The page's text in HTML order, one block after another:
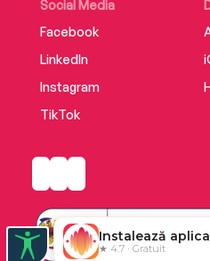
Social Media
Facebook
LinkedIn
Instagram
TikTok
Instalează
★ 4.7 · Gratuit